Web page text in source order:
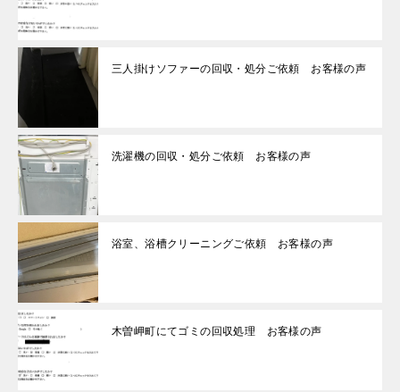
三人掛けソファーの回収・処分ご依頼 お客様の声
洗濯機の回収・処分ご依頼 お客様の声
浴室、浴槽クリーニングご依頼 お客様の声
木曽岬町にてゴミの回収処理 お客様の声